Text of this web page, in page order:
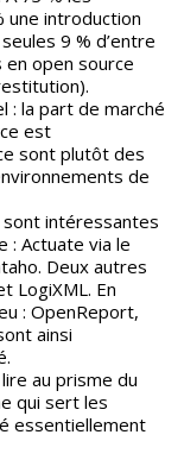
une introduction
9 % d’entre
open source
: la part de marché
est
sont plutôt des
de
intéressantes
: Actuate via le
Deux autres
LogiXML. En
: OpenReport,
ainsi
au prisme du
qui sert les
essentiellement